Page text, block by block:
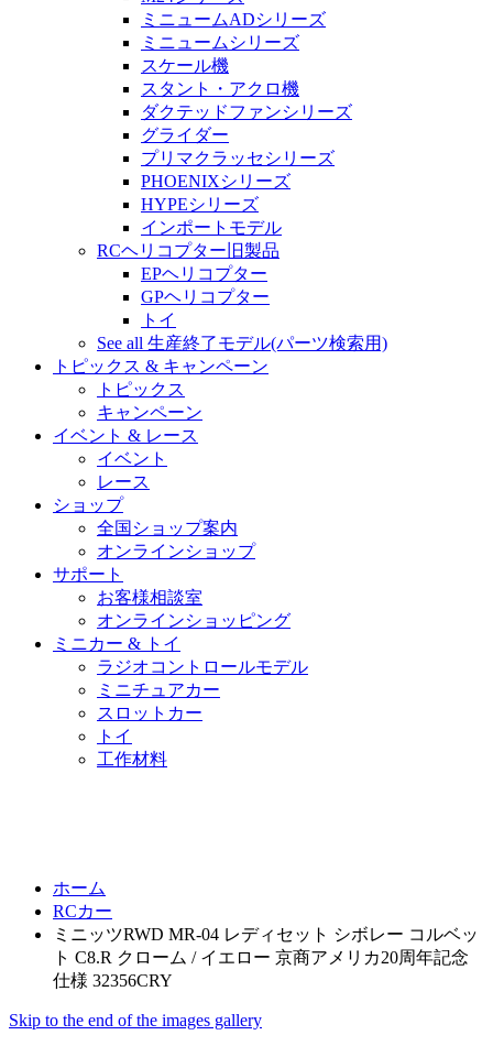
ミニュームADシリーズ
ミニュームシリーズ
スケール機
スタント・アクロ機
ダクテッドファンシリーズ
グライダー
プリマクラッセシリーズ
PHOENIXシリーズ
HYPEシリーズ
インポートモデル
RCヘリコプター旧製品
EPヘリコプター
GPヘリコプター
トイ
See all 生産終了モデル(パーツ検索用)
トピックス & キャンペーン
トピックス
キャンペーン
イベント & レース
イベント
レース
ショップ
全国ショップ案内
オンラインショップ
サポート
お客様相談室
オンラインショッピング
ミニカー & トイ
ラジオコントロールモデル
ミニチュアカー
スロットカー
トイ
工作材料
ホーム
RCカー
ミニッツRWD MR-04 レディセット シボレー コルベッ
ト C8.R クローム / イエロー 京商アメリカ20周年記念
仕様 32356CRY
Skip to the end of the images gallery